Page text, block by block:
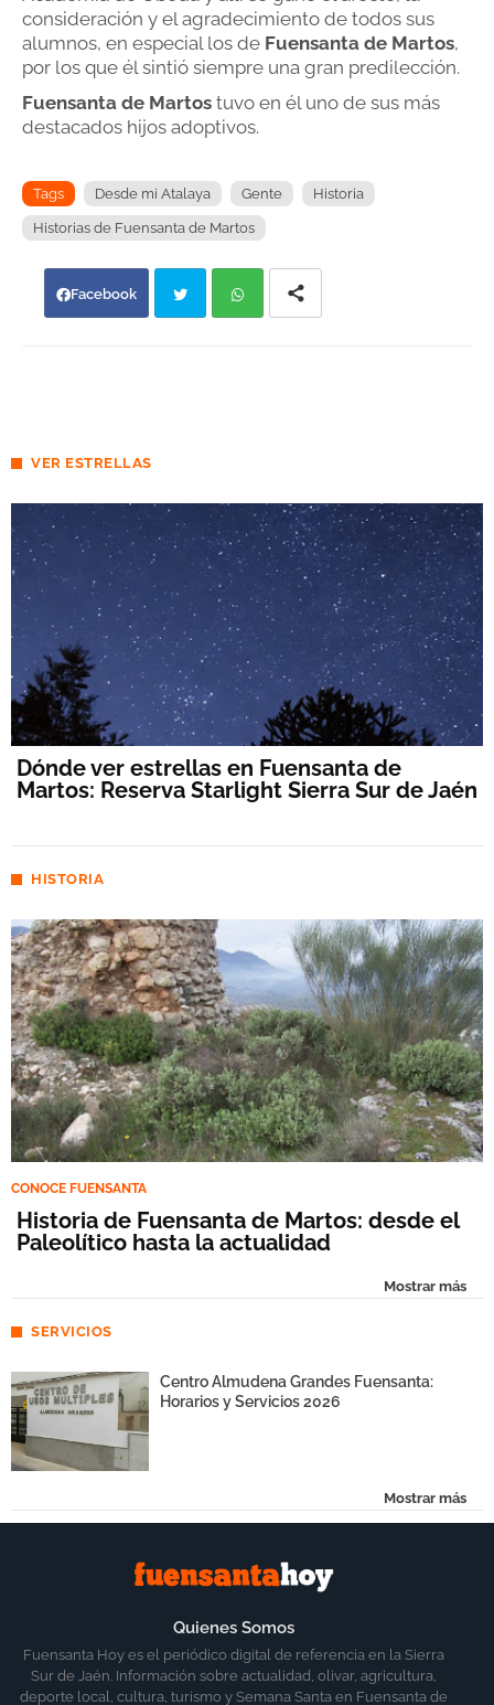
consideración y el agradecimiento de todos sus
alumnos, en especial los de Fuensanta de Martos,
por los que él sintió siempre una gran predilección.
Fuensanta de Martos tuvo en él uno de sus más
destacados hijos adoptivos.
Tags Desde mi Atalaya Gente Historia
Historias de Fuensanta de Martos
Facebook
VER ESTRELLAS
Dónde ver estrellas en Fuensanta de
Martos: Reserva Starlight Sierra Sur de Jaén
HISTORIA
CONOCE FUENSANTA
Historia de Fuensanta de Martos: desde el
Paleolítico hasta la actualidad
Mostrar más
SERVICIOS
Centro Almudena Grandes Fuensanta:
Horarios y Servicios 2026
Mostrar más
Quienes Somos
Fuensanta Hoy es el periódico digital de referencia en la Sierra
Sur de Jaén. Información sobre actualidad, olivar, agricultura,
deporte local, cultura, turismo y Semana Santa en Fuensanta de